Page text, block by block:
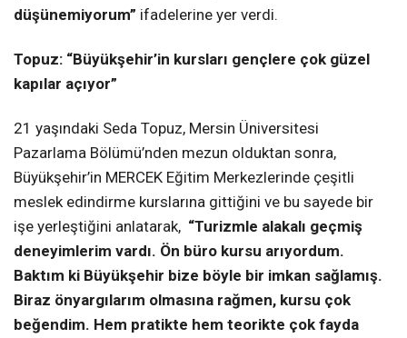
düşünemiyorum” ifadelerine yer verdi.
Topuz: “Büyükşehir’in kursları gençlere çok güzel
kapılar açıyor”
21 yaşındaki Seda Topuz, Mersin Üniversitesi
Pazarlama Bölümü’nden mezun olduktan sonra,
Büyükşehir’in MERCEK Eğitim Merkezlerinde çeşitli
meslek edindirme kurslarına gittiğini ve bu sayede bir
işe yerleştiğini anlatarak, “Turizmle alakalı geçmiş
deneyimlerim vardı. Ön büro kursu arıyordum.
Baktım ki Büyükşehir bize böyle bir imkan sağlamış.
Biraz önyargılarım olmasına rağmen, kursu çok
beğendim. Hem pratikte hem teorikte çok fayda